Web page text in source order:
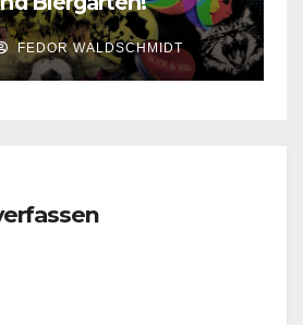
FEDOR WALDSCHMIDT